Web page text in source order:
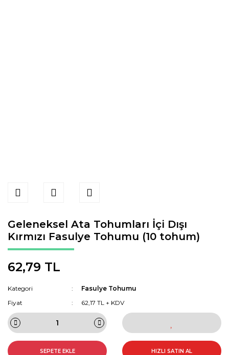
Geleneksel Ata Tohumları İçi Dışı
Kırmızı Fasulye Tohumu (10 tohum)
62,79 TL
Kategori
Fasulye Tohumu
Fiyat
62,17 TL + KDV
SEPETE EKLE HIZLI SATIN AL